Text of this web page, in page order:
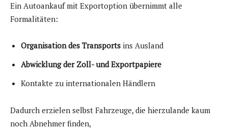
Ein Autoankauf mit Exportoption übernimmt alle
Formalitäten:
Organisation des Transports ins Ausland
Abwicklung der Zoll- und Exportpapiere
Kontakte zu internationalen Händlern
Dadurch erzielen selbst Fahrzeuge, die hierzulande kaum
noch Abnehmer finden,